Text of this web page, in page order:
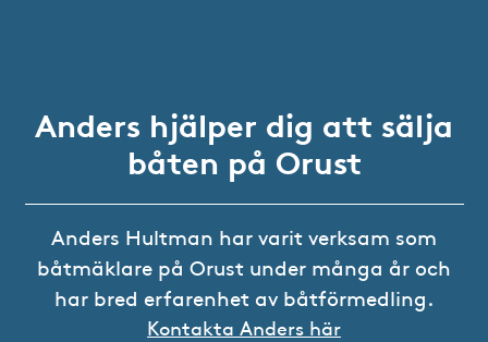
Anders hjälper dig att sälja
båten på Orust
Anders Hultman har varit verksam som
båtmäklare på Orust under många år och
har bred erfarenhet av båtförmedling.
Kontakta Anders här